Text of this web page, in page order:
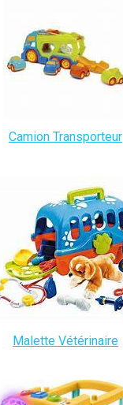
Camion Transporteur
Malette Vétérinaire